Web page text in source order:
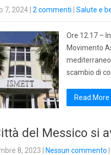
7, 2024 2 commenti Salute e
Ore 12.17 –
Movimento
scambio di
Read More
del Messico si
8, 2023 Nessun commento